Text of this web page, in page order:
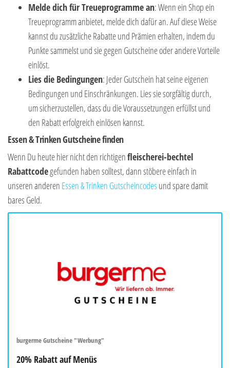
Melde dich für Treueprogramme an: Wenn ein Shop ein
Treueprogramm anbietet, melde dich dafür an. Auf diese Weise
kannst du zusätzliche Rabatte und Prämien erhalten, indem du
Punkte sammelst und sie gegen Gutscheine oder andere Vorteile
einlöst.
Lies die Bedingungen: Jeder Gutschein hat seine eigenen
Bedingungen und Einschränkungen. Lies sie sorgfältig durch,
um sicherzustellen, dass du die Voraussetzungen erfüllst und
den Rabatt erfolgreich einlösen kannst.
Essen & Trinken Gutscheine finden
Wenn Du heute hier nicht den richtigenfleischerei-bechtel
Rabattcodegefunden haben solltest, dann stöbere einfach in
unseren anderen Essen & Trinken Gutscheincodes und spare damit
bares Geld.
burgerme Gutscheine "Werbung"
20% Rabatt auf Menüs